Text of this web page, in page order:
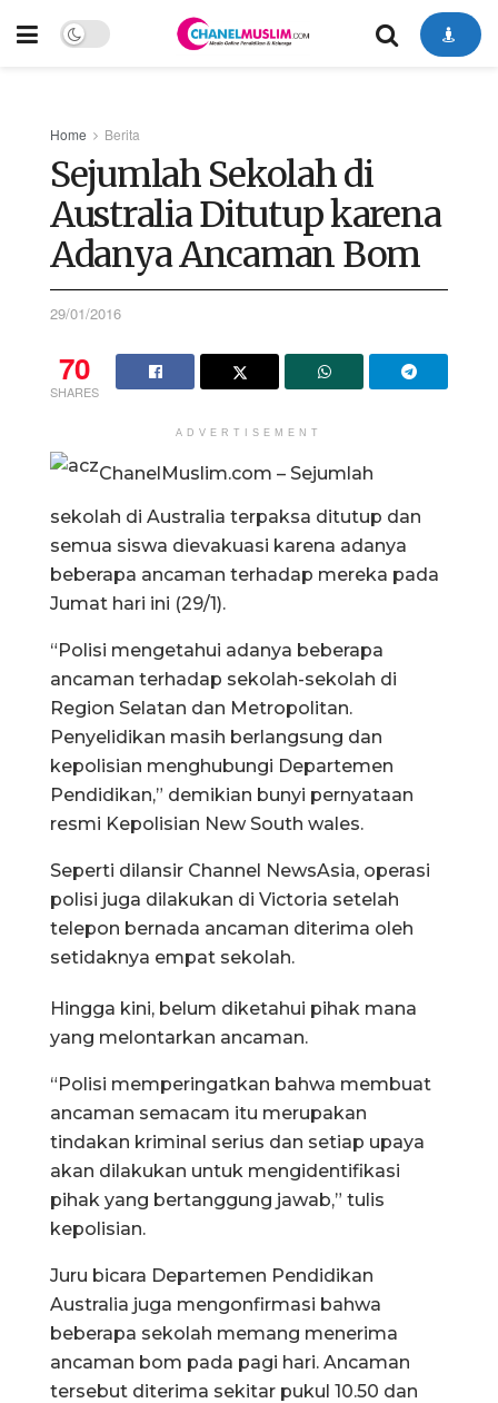
Home Berita
Sejumlah Sekolah di
Australia Ditutup karena
Adanya Ancaman Bom
29/01/2016
70
SHARES
ADVERTISEMENT
ChanelMuslim.com – Sejumlah
sekolah di Australia terpaksa ditutup dan
semua siswa dievakuasi karena adanya
beberapa ancaman terhadap mereka pada
Jumat hari ini (29/1).
“Polisi mengetahui adanya beberapa
ancaman terhadap sekolah-sekolah di
Region Selatan dan Metropolitan.
Penyelidikan masih berlangsung dan
kepolisian menghubungi Departemen
Pendidikan,” demikian bunyi pernyataan
resmi Kepolisian New South wales.
Seperti dilansir Channel NewsAsia, operasi
polisi juga dilakukan di Victoria setelah
telepon bernada ancaman diterima oleh
setidaknya empat sekolah.
Hingga kini, belum diketahui pihak mana
yang melontarkan ancaman.
“Polisi memperingatkan bahwa membuat
ancaman semacam itu merupakan
tindakan kriminal serius dan setiap upaya
akan dilakukan untuk mengidentifikasi
pihak yang bertanggung jawab,” tulis
kepolisian.
Juru bicara Departemen Pendidikan
Australia juga mengonfirmasi bahwa
beberapa sekolah memang menerima
ancaman bom pada pagi hari. Ancaman
tersebut diterima sekitar pukul 10.50 dan